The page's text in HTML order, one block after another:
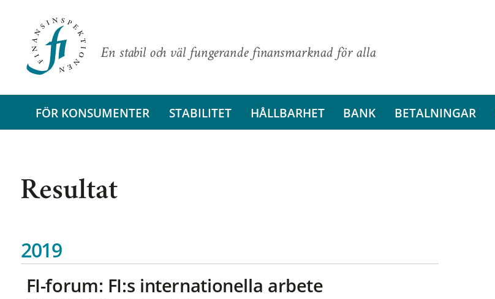
En stabil och väl fungerande finansmarknad för alla
FÖR KONSUMENTER STABILITET HÅLLBARHET BANK BETALNINGAR
Resultat
2019
FI-forum: FI:s internationella arbete